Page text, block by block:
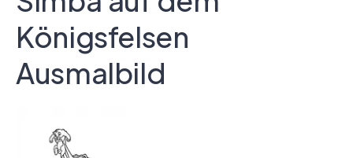
Königsfelsen
Ausmalbild